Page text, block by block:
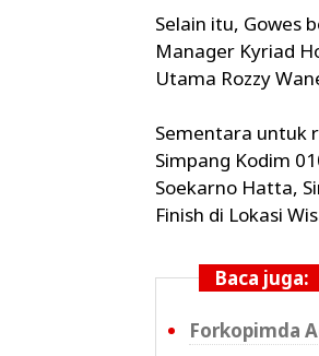
Selain itu, Gowes
Manager Kyriad
Utama Rozzy
Sementara untuk
Simpang Kodim
Soekarno Hatta,
Finish di Lokasi
Baca juga:
Forkopimda